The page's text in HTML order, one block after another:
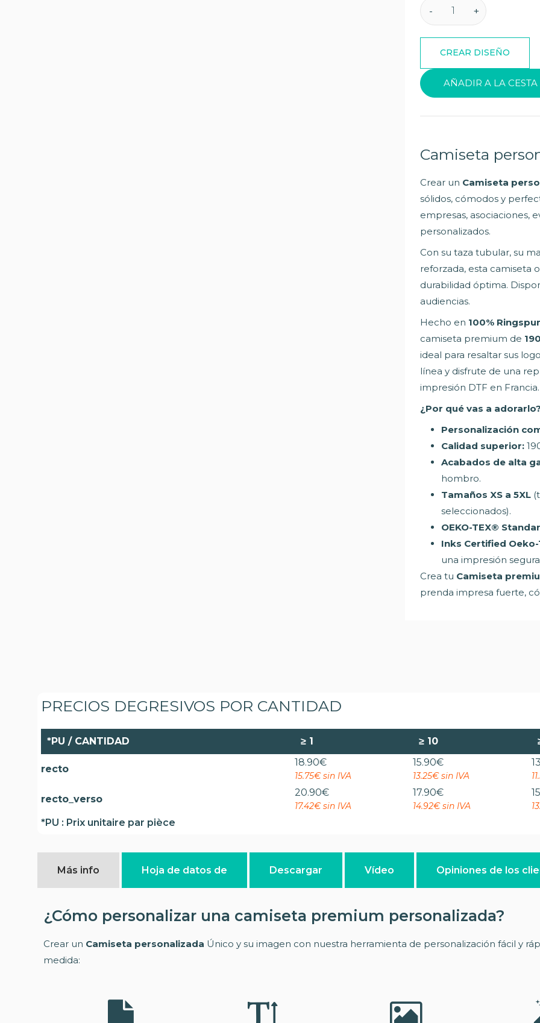
AÑADIR A LA CESTA
Camiseta
Crear un Camiseta
sólidos, cómodos y
empresas, asociaciones,
personalizados.
Con su taza tubular, su
reforzada, esta camiseta
durabilidad óptima.
audiencias.
Hecho en 100%
camiseta premium de
ideal para resaltar sus
línea y disfrute de una
impresión DTF en Francia.
¿Por qué vas a adorarlo?
Personalización
Calidad superior:
Acabados de alta
hombro.
Tamaños XS a 5XL
seleccionados).
OEKO-TEX®
Inks Certified Oeko-
una impresión
Crea tu Camiseta
prenda impresa fuerte,
PRECIOS DEGRESIVOS POR CANTIDAD
*PU / CANTIDAD ≥ 1 ≥ 10
recto
18.90€
15.75€ sin IVA
15.90€
13.25€ sin IVA
recto_verso
20.90€
17.42€ sin IVA
17.90€
14.92€ sin IVA
*PU : Prix unitaire par pièce
Más info Hoja de datos de Descargar Vídeo Opiniones de los
¿Cómo personalizar una camiseta premium personalizada?
Crear un Camiseta personalizada Único y su imagen con nuestra herramienta de personalización fácil y
medida: